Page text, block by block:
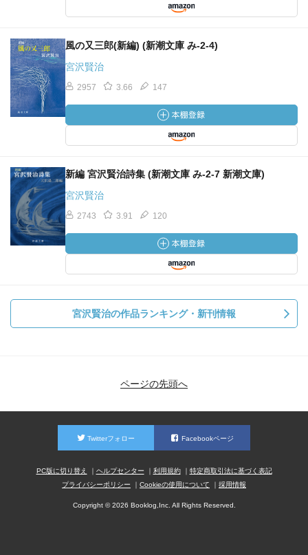
風の又三郎(新編) (新潮文庫 み-2-4)
宮沢賢治
2957 3.66 147
新編 宮沢賢治詩集 (新潮文庫 み-2-7 新潮文庫)
宮沢賢治
2743 3.91 120
宮沢賢治の作品ランキング・新刊情報
ページの先頭へ
Twitterフォロー Facebookページ
PC版に切り替え ヘルプセンター 利用規約
特定商取引法に基づく表記
プライバシーポリシー
Cookieの使用について 採用情報
Copyright © 2026 Booklog,Inc. All Rights Reserved.